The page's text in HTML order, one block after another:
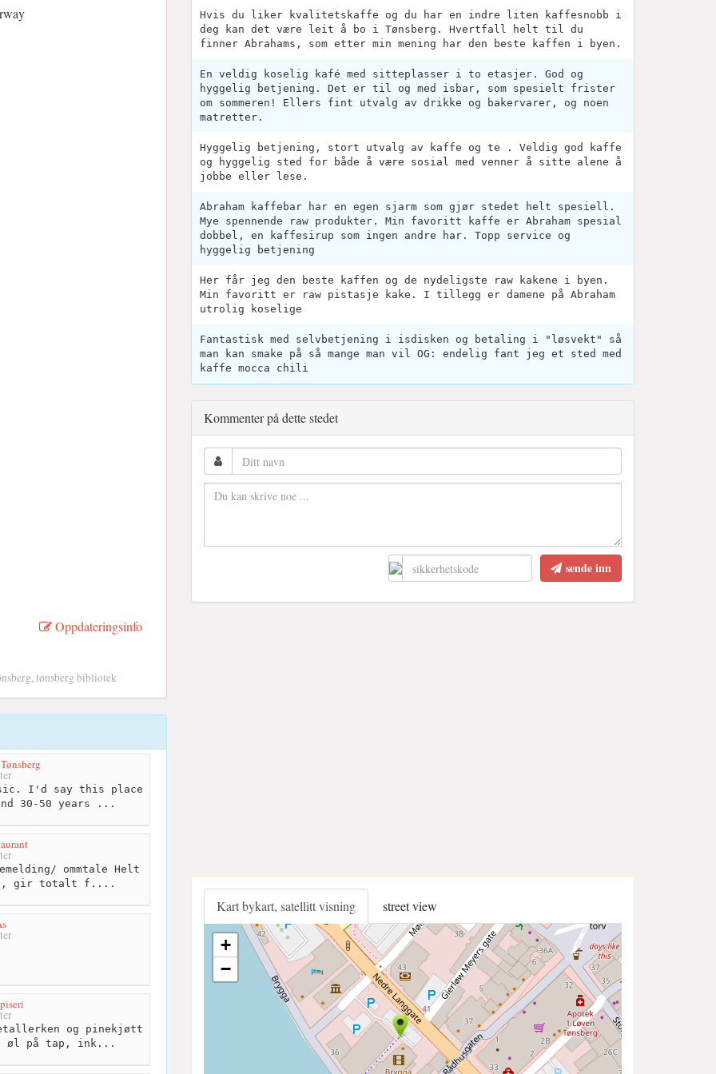
Oppdateringsinfo
tønsberg bibliotek
I'd say this place
30-50 years ...
ommtale Helt
gir totalt f....
og pinekjøtt
øl på tap, ink...
Hvis du liker kvalitetskaffe og du har en indre liten kaffesnobb i
deg kan det være leit å bo i Tønsberg. Hvertfall helt til du
finner Abrahams, som etter min mening har den beste kaffen i byen.
En veldig koselig kafé med sitteplasser i to etasjer. God og
hyggelig betjening. Det er til og med isbar, som spesielt frister
om sommeren! Ellers fint utvalg av drikke og bakervarer, og noen
matretter.
Hyggelig betjening, stort utvalg av kaffe og te . Veldig god kaffe
og hyggelig sted for både å være sosial med venner å sitte alene å
jobbe eller lese.
Abraham kaffebar har en egen sjarm som gjør stedet helt spesiell.
Mye spennende raw produkter. Min favoritt kaffe er Abraham spesial
dobbel, en kaffesirup som ingen andre har. Topp service og
hyggelig betjening
Her får jeg den beste kaffen og de nydeligste raw kakene i byen.
Min favoritt er raw pistasje kake. I tillegg er damene på Abraham
utrolig koselige
Fantastisk med selvbetjening i isdisken og betaling i "løsvekt" så
man kan smake på så mange man vil OG: endelig fant jeg et sted med
kaffe mocca chili
Kommenter på dette stedet
sende inn
Kart bykart, satellitt visning street view
+
−